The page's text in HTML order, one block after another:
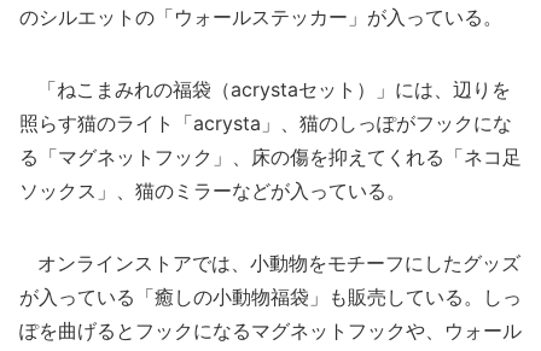
のシルエットの「ウォールステッカー」が入っている。
「ねこまみれの福袋（acrystaセット）」には、辺りを
照らす猫のライト「acrysta」、猫のしっぽがフックにな
る「マグネットフック」、床の傷を抑えてくれる「ネコ足
ソックス」、猫のミラーなどが入っている。
オンラインストアでは、小動物をモチーフにしたグッズ
が入っている「癒しの小動物福袋」も販売している。しっ
ぽを曲げるとフックになるマグネットフックや、ウォール